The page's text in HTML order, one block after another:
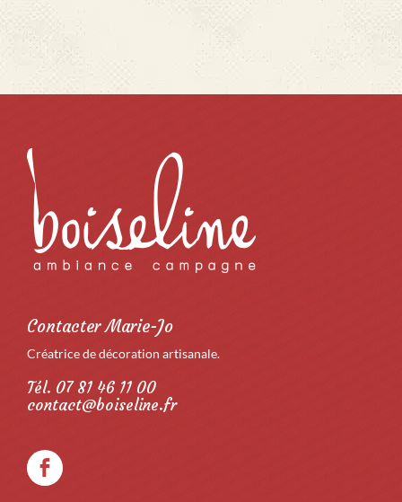
Contacter Marie-Jo
Créatrice de décoration artisanale.
Tél. 07 81 46 11 00
contact@boiseline.fr